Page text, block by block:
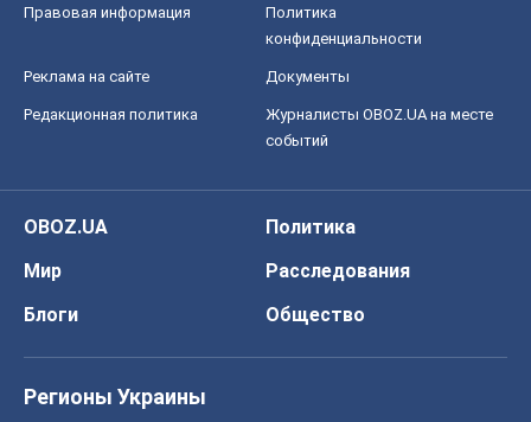
Правовая информация
Политика
конфиденциальности
Реклама на сайте Документы
Редакционная политика
Журналисты OBOZ.UA на месте
событий
OBOZ.UA
Политика
Мир
Расследования
Блоги
Общество
Регионы Украины